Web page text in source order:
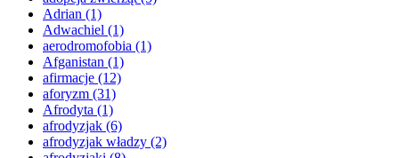
Adrian (1)
Adwachiel (1)
aerodromofobia (1)
Afganistan (1)
afirmacje (12)
aforyzm (31)
Afrodyta (1)
afrodyzjak (6)
afrodyzjak władzy (2)